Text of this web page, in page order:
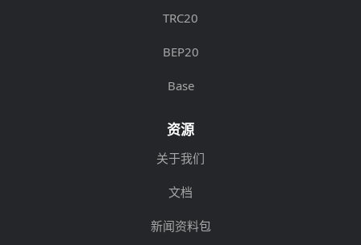
TRC20
BEP20
Base
资源
关于我们
文档
新闻资料包